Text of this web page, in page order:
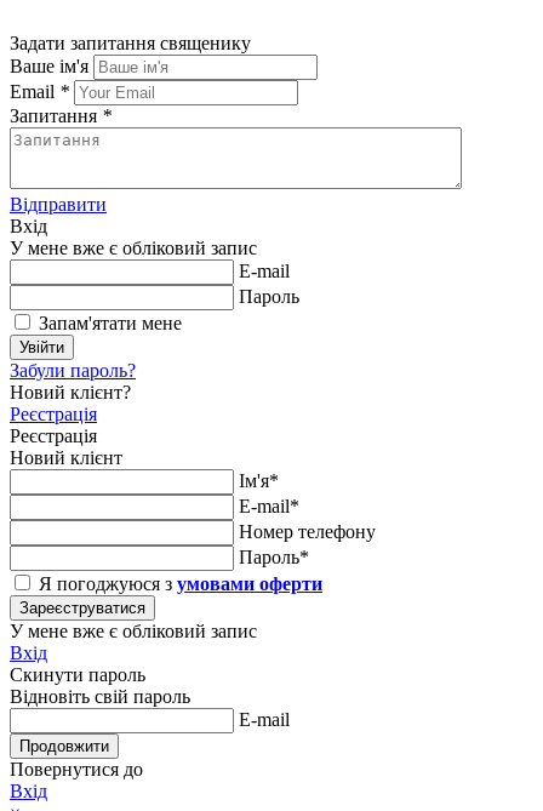
Задати запитання священику
Ваше ім'я
Email *
Запитання *
Відправити
Вхід
У мене вже є обліковий запис
E-mail
Пароль
Запам'ятати мене
Увійти
Забули пароль?
Новий клієнт?
Реєстрація
Реєстрація
Новий клієнт
Ім'я*
E-mail*
Номер телефону
Пароль*
Я погоджуюся з умовами оферти
Зареєструватися
У мене вже є обліковий запис
Вхід
Скинути пароль
Відновіть свій пароль
E-mail
Продовжити
Повернутися до
Вхід